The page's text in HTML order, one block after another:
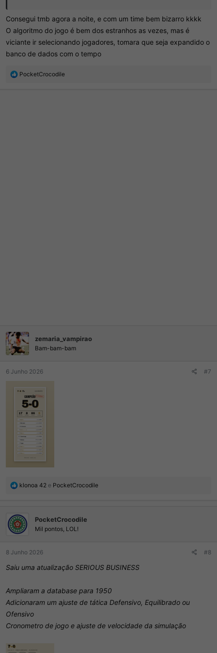
Consegui tmb agora a noite, e com um time bem bizarro kkkk
O algoritmo do jogo é bem dos estranhos as vezes, mas é
viciante ir selecionando jogadores, tomara que seja expandido o
banco de dados com o tempo
R
PocketCrocodile
zemaria_vampirao
Bam-bam-bam
6 Junho 2026 #7
R
õ
e
klonoa 42 e PocketCrocodile
PocketCrocodile
Mil pontos, LOL!
8 Junho 2026 #8
Saiu uma atualização SERIOUS BUSINESS
Ampliaram a database para 1950
Adicionaram um ajuste de tática Defensivo, Equilibrado ou
Ofensivo
Cronometro de jogo e ajuste de velocidade da simulação